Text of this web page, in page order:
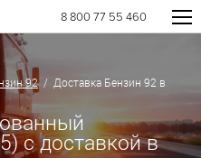
8 800 77 55 460
92/ Доставка Бензин 92 в
с доставкой в